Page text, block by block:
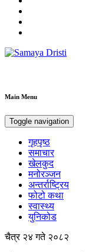
Main Menu
Toggle navigation
गृहपृष्ठ
समाचार
खेलकुद
मनोरञ्जन
अन्तर्राष्ट्रिय
फोटो कथा
स्वास्थ्य
युनिकोड
चैत्र २४ गते २०८२